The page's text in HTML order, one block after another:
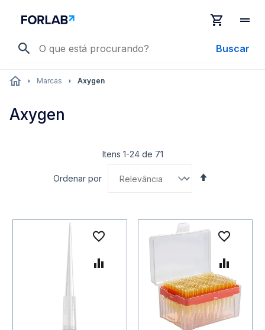
Buscar
Marcas Axygen
Axygen
Itens 1-24de 71
Ordenar por
Adicionar à lista de
Adicionar para Comparar